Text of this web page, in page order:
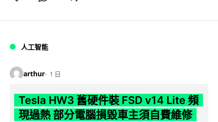
人工智能
arthur 1 日
Tesla HW3 舊硬件裝 FSD v14 Lite 頻
現過熱 部分電腦損毀車主須自費維修